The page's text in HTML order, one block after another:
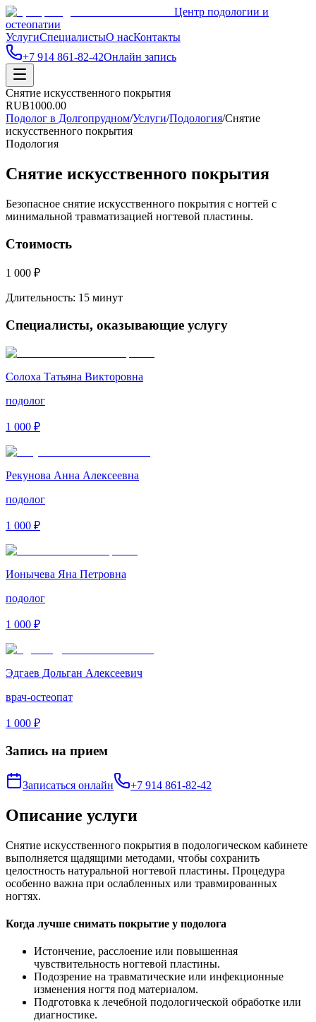
Центр подологии и
остеопатии
УслугиСпециалистыО насКонтакты
+7 914 861-82-42Онлайн запись
Снятие искусственного покрытия
RUB1000.00
Подолог в Долгопрудном/Услуги/Подология/Снятие
искусственного покрытия
Подология
Снятие искусственного покрытия
Безопасное снятие искусственного покрытия с ногтей с
минимальной травматизацией ногтевой пластины.
Стоимость
1 000 ₽
Длительность: 15 минут
Специалисты, оказывающие услугу
Солоха Татьяна Викторовна
подолог
1 000 ₽
Рекунова Анна Алексеевна
подолог
1 000 ₽
Ионычева Яна Петровна
подолог
1 000 ₽
Эдгаев Дольган Алексеевич
врач-остеопат
1 000 ₽
Запись на прием
Записаться онлайн +7 914 861-82-42
Описание услуги
Снятие искусственного покрытия в подологическом кабинете
выполняется щадящими методами, чтобы сохранить
целостность натуральной ногтевой пластины. Процедура
особенно важна при ослабленных или травмированных
ногтях.
Когда лучше снимать покрытие у подолога
Истончение, расслоение или повышенная
чувствительность ногтевой пластины.
Подозрение на травматические или инфекционные
изменения ногтя под материалом.
Подготовка к лечебной подологической обработке или
диагностике.